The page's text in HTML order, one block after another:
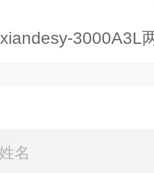
xiandesy-3000A3L